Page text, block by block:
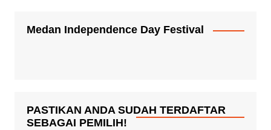
Medan Independence Day Festival
PASTIKAN ANDA SUDAH TERDAFTAR
SEBAGAI PEMILIH!